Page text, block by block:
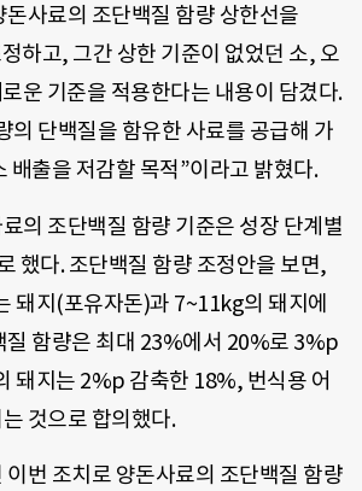
사료의 조단백질 함량 상한선을
하고, 그간 상한 기준이 없었던 소, 오
운 기준을 적용한다는 내용이 담겼다.
의 단백질을 함유한 사료를 공급해 가
배출을 저감할 목적”이라고 밝혔다.
의 조단백질 함량 기준은 성장 단계별
했다. 조단백질 함량 조정안을 보면,
돼지(포유자돈)과 7~11kg의 돼지에
질 함량은 최대 23%에서 20%로 3%p
돼지는 2%p 감축한 18%, 번식용 어
것으로 합의했다.
번 조치로 양돈사료의 조단백질 함량